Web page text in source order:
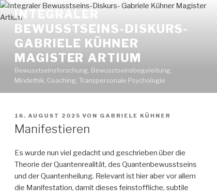
Zum
Inhalt
springen
INTEGRALER
BEWUSSTSEINS-DISKURS-
GABRIELE KÜHNER
MAGISTER ARTIUM
Bewusstseinsforschung, Bewusstseinsbegeleitung,
Mindethik, Coaching, Transpersonale Psychologie
VERÖFFENTLICHT
AM
16. AUGUST 2025 VON GABRIELE KÜHNER
Manifestieren
Es wurde nun viel gedacht und geschrieben über die
Theorie der Quantenrealität, des Quantenbewusstseins
und der Quantenheilung. Relevant ist hier aber vor allem
die Manifestation, damit dieses feinstoffliche, subtile